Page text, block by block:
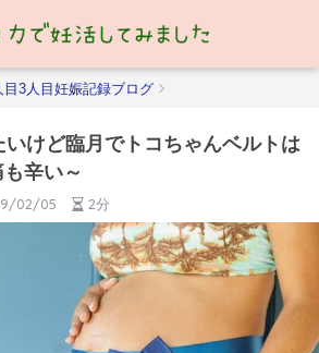
目3人目妊娠記録ブログ
けど臨月でトコちゃんベルトは
辛い～
02/05 2分